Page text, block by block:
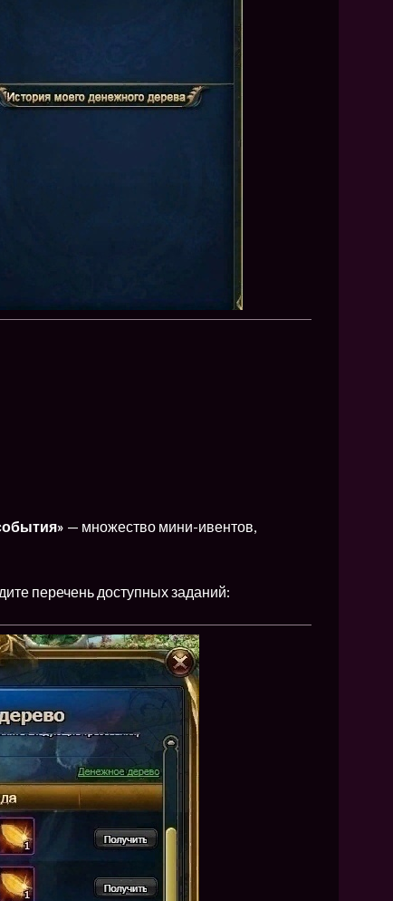
— множество мини-ивентов,
перечень доступных заданий: